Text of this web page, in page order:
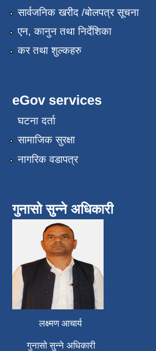
सार्वजनिक खरीद /बोलपत्र सूचना
एन, कानुन तथा निर्देशिका
कर तथा शुल्कहरु
eGov services
घटना दर्ता
सामाजिक सुरक्षा
नागरिक वडापत्र
गुनासो सुन्ने अधिकारी
लक्ष्मण आचार्य
गुनासो सुन्ने अधिकारी